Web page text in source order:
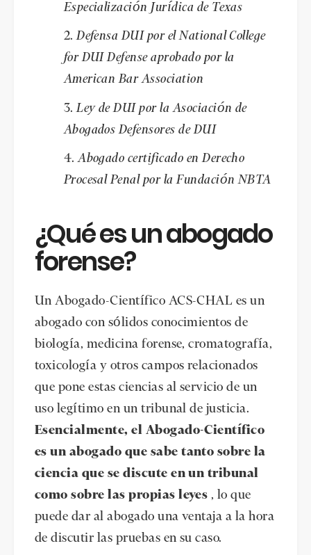
Especialización Jurídica de Texas
Defensa DUI por el National College
for DUI Defense aprobado por la
American Bar Association
Ley de DUI por la Asociación de
Abogados Defensores de DUI
Abogado certificado en Derecho
Procesal Penal por la Fundación NBTA
¿Qué es un abogado
forense?
Un Abogado-Científico ACS-CHAL es un
abogado con sólidos conocimientos de
biología, medicina forense, cromatografía,
toxicología y otros campos relacionados
que pone estas ciencias al servicio de un
uso legítimo en un tribunal de justicia.
Esencialmente, el Abogado-Científico
es un abogado que sabe tanto sobre la
ciencia que se discute en un tribunal
como sobre las propias leyes , lo que
puede dar al abogado una ventaja a la hora
de discutir las pruebas en su caso.